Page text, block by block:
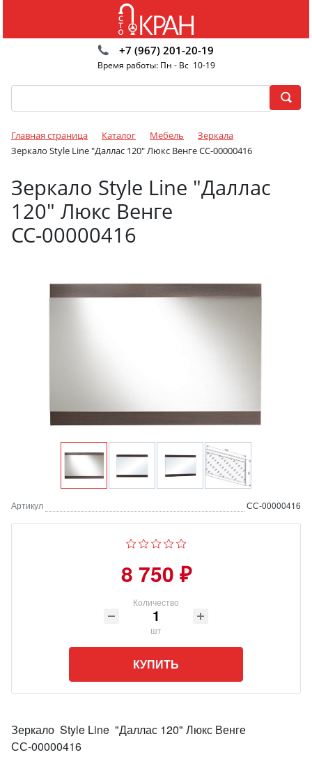
+7 (967) 201-20-19
Время работы: Пн - Вс 10-19
Главная страница Каталог Мебель
Зеркала
Зеркало Style Line "Даллас 120" Люкс Венге СС-00000416
Зеркало Style Line "Даллас
120" Люкс Венге
СС-00000416
Артикул СС-00000416
8 750 ₽
Количество
шт
КУПИТЬ
Зеркало Style Line "Даллас 120" Люкс Венге
СС-00000416